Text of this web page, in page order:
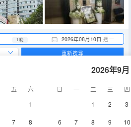
2026年08月10日 週一
1 晚
五
六
1
7 8
2026年9月
日 一 二 三
四
1
2 3
6 7 8 9 10
重新搜尋
空調